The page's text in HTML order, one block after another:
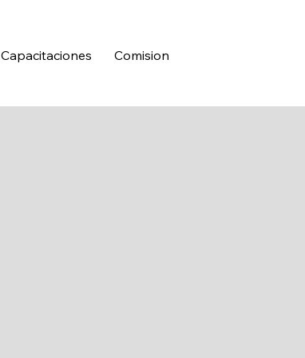
Capacitaciones Comision